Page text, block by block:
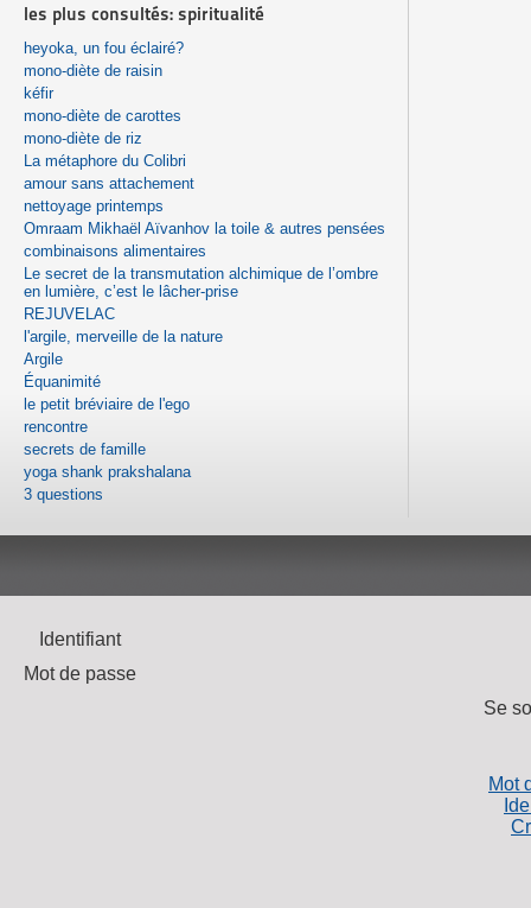
les plus consultés: spiritualité
heyoka, un fou éclairé?
mono-diète de raisin
kéfir
mono-diète de carottes
mono-diète de riz
La métaphore du Colibri
amour sans attachement
nettoyage printemps
Omraam Mikhaël Aïvanhov la toile & autres pensées
combinaisons alimentaires
Le secret de la transmutation alchimique de l’ombre
en lumière, c’est le lâcher-prise
REJUVELAC
l'argile, merveille de la nature
Argile
Équanimité
le petit bréviaire de l'ego
rencontre
secrets de famille
yoga shank prakshalana
3 questions
Identifiant
Mot de passe
Se
Mot